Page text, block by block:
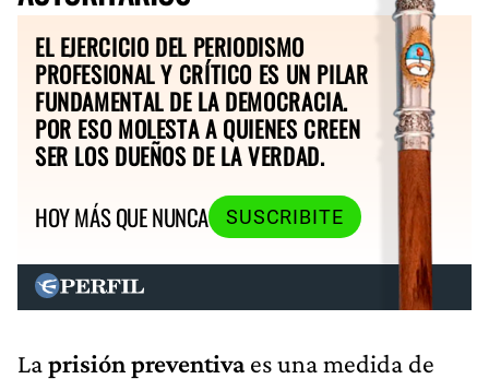
EL EJERCICIO DEL PERIODISMO
PROFESIONAL Y CRÍTICO ES UN PILAR
FUNDAMENTAL DE LA DEMOCRACIA.
POR ESO MOLESTA A QUIENES CREEN
SER LOS DUEÑOS DE LA VERDAD.
HOY MÁS QUE NUNCA
SUSCRIBITE
Laprisión preventivaes una medida de